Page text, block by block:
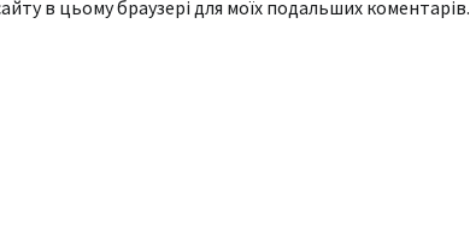
в цьому браузері для моїх подальших коментарів.